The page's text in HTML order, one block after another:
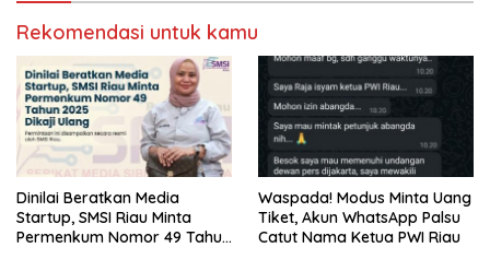
Rekomendasi untuk kamu
Dinilai Beratkan Media
Startup, SMSI Riau Minta
Permenkum Nomor 49 Tahun
Waspada! Modus Minta Uang
Tiket, Akun WhatsApp Palsu
Catut Nama Ketua PWI Riau